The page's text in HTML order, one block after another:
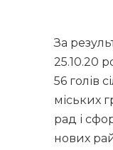
За
25.10.20
56 голів
міських
рад і
нових